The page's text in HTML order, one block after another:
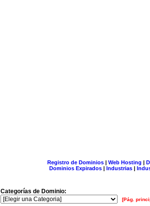
Registro de Dominios| Web Hosting |
Dominios Expirados | Industrias |
Categorías de Dominio:
[Pág.